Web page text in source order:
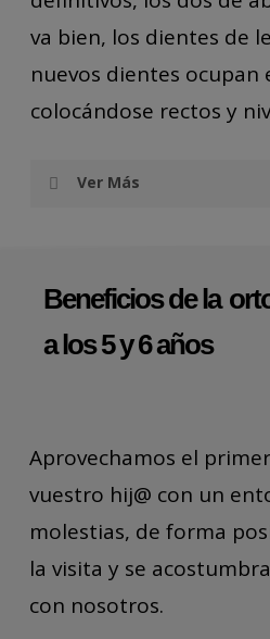
va bien, los dientes de
nuevos dientes ocupan
colocándose rectos y
Ver Más
centrales,
su lugar, cuando salen
También emergen las
nuevas por detrás de
El problema mas
de espacio que hace
Beneficios de la
a los 5 y 6 años
Aprovechamos el
vuestro hij@ con un
molestias, de forma
la visita y se
con nosotros.